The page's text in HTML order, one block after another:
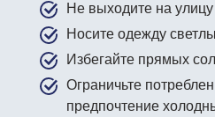
Не выходите на улицу
Носите одежду
Избегайте прямых
Ограничьте
предпочтение